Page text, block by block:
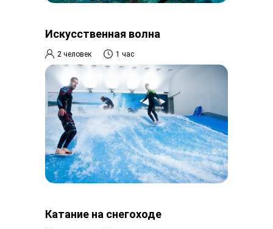
Искусственная волна
2 человек 1 час
Катание на снегоходе